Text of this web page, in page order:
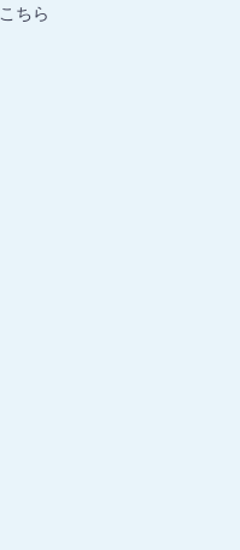
こちら